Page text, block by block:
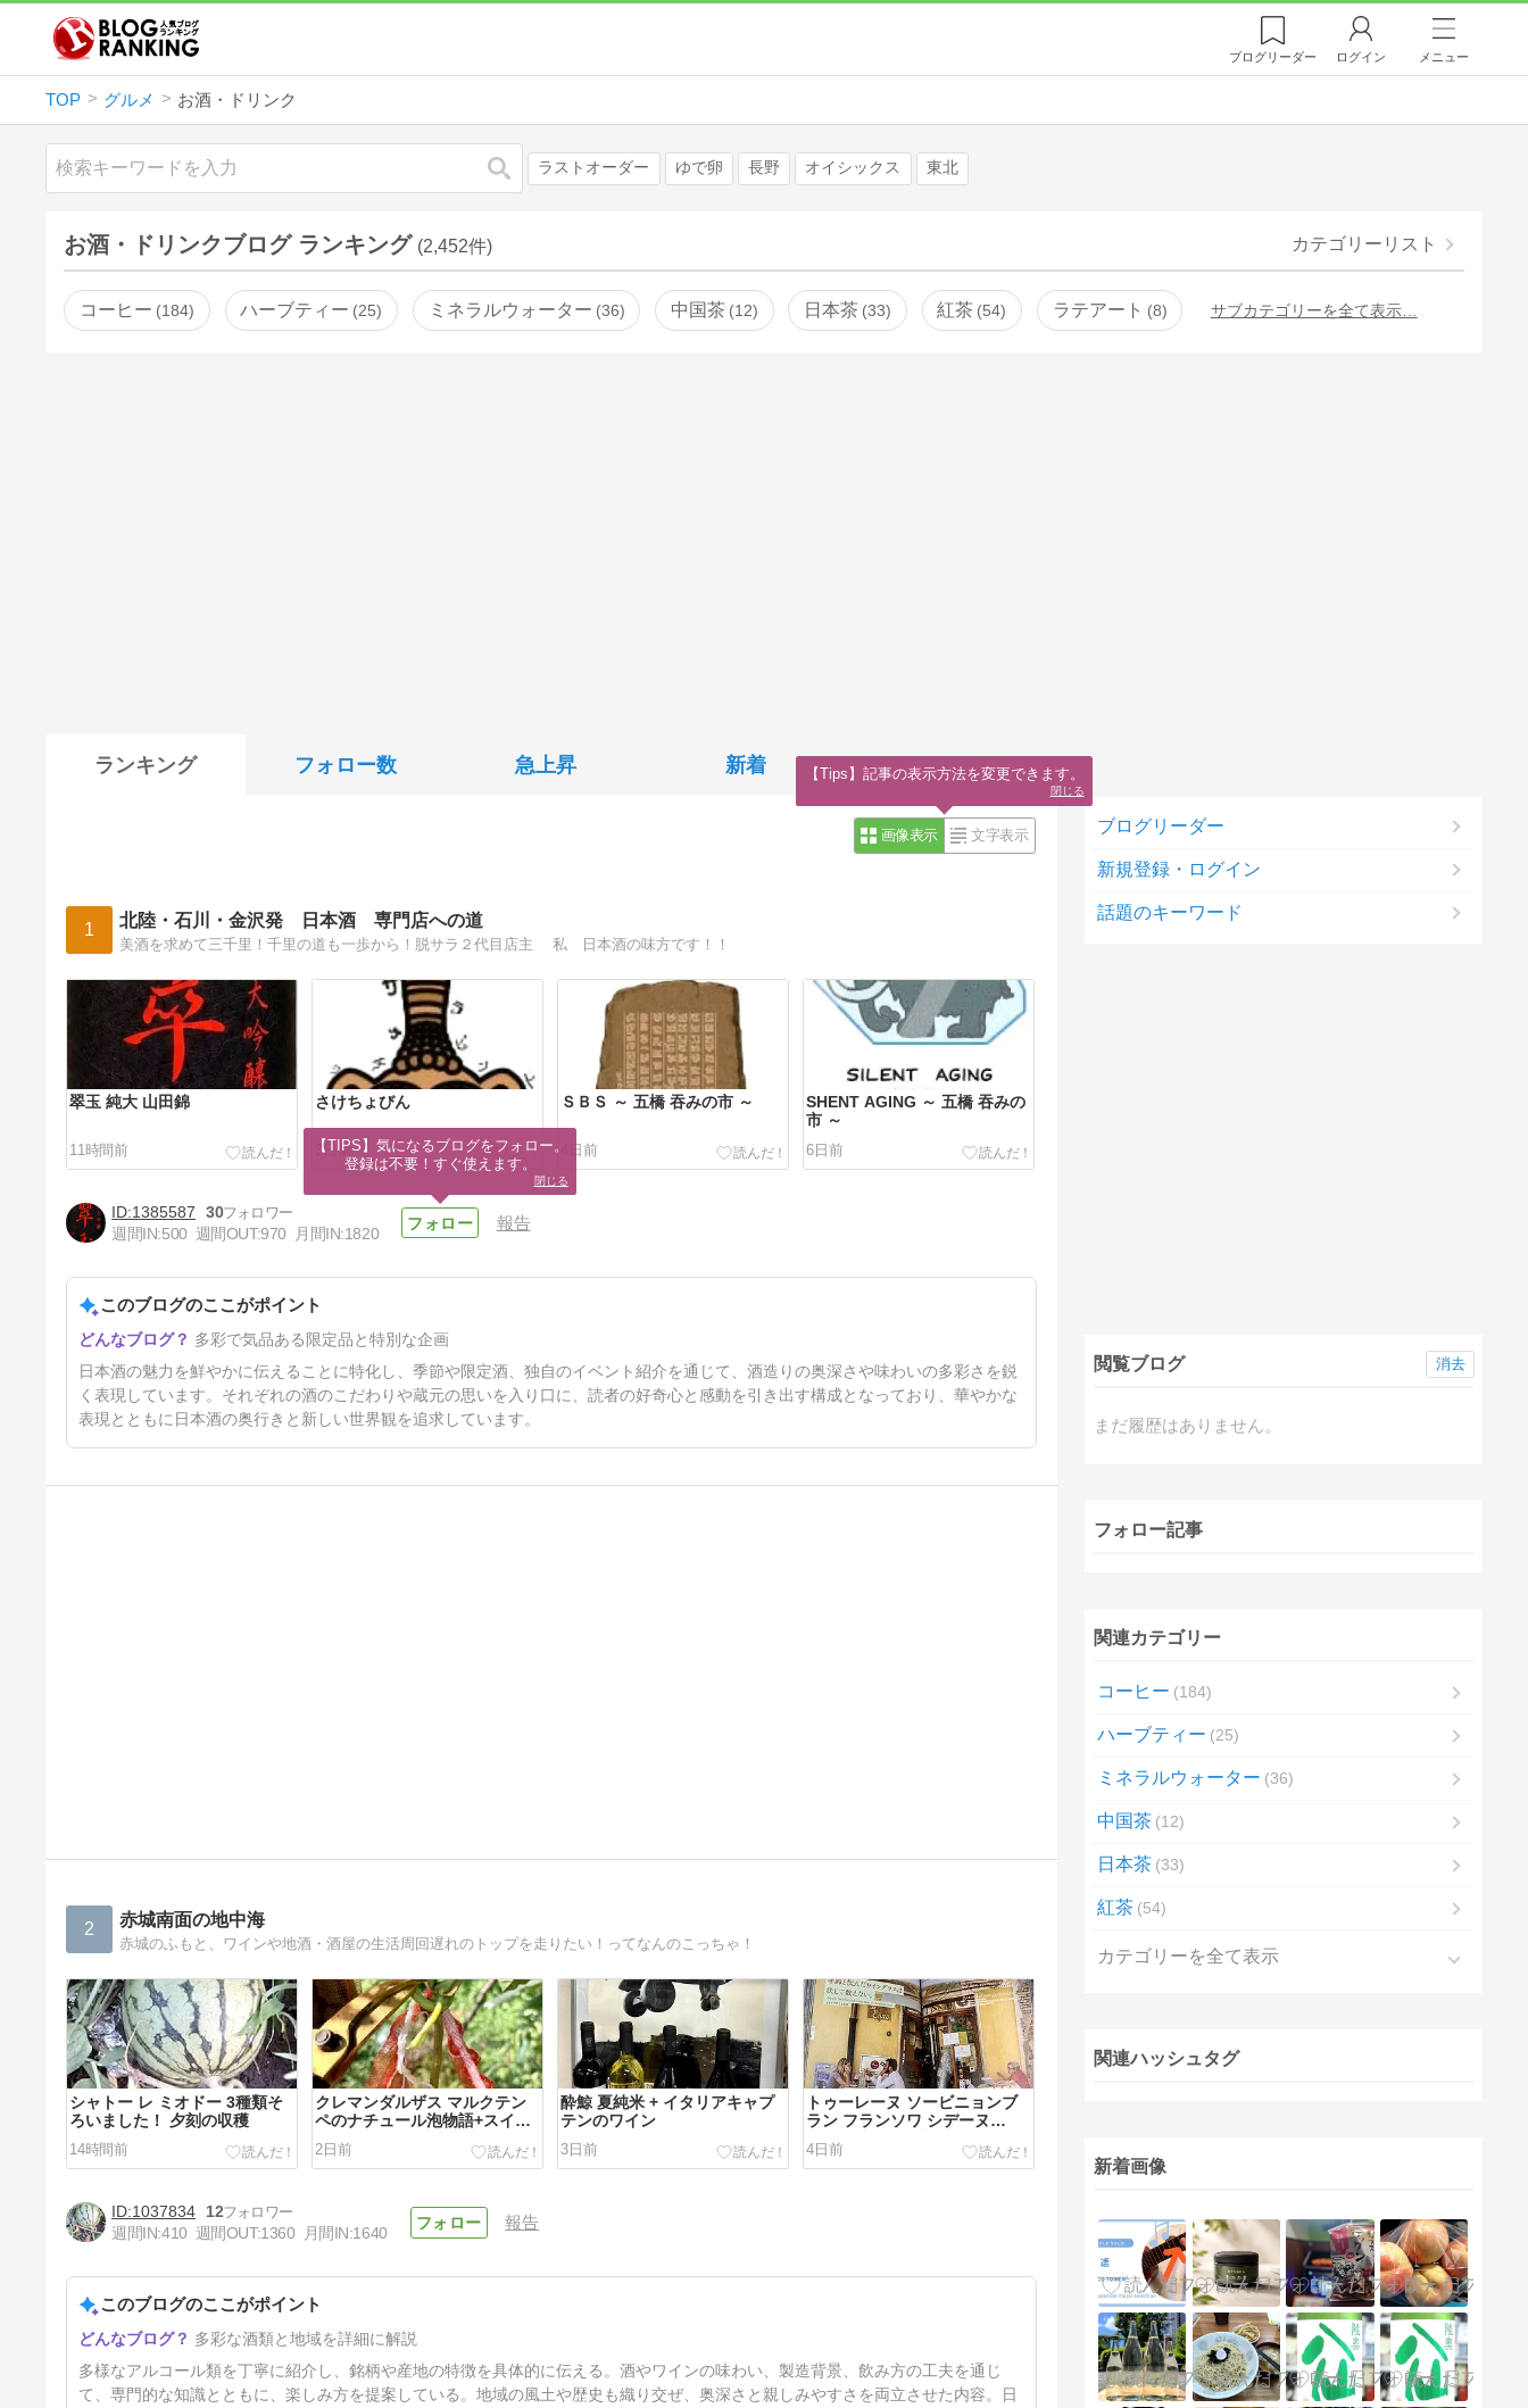
ブログリーダー ログイン メニュー
TOP グルメ お酒・ドリンク
検索 ラストオーダー ゆで卵 長野 オイシックス 東北
お酒・ドリンクブログ ランキング (2,452件) カテゴリーリスト
コーヒー 184 ハーブティー 25 ミネラルウォーター 36 中国茶 12 日本茶 33 紅茶 54 ラテアート 8 サブカテゴリーを全て表示…
ランキング フォロー数 急上昇 新着
画像表示 文字表示
1 北陸・石川・金沢発 日本酒 専門店への道
美酒を求めて三千里！千里の道も一歩から！脱サラ２代目店主 私 日本酒の味方です！！
翠玉 純大 山田錦
11時間前
さけちょびん
3日前
ＳＢＳ ～ 五橋 吞みの市 ～
4日前
SHENT AGING ～ 五橋 吞みの
市 ～
6日前
ＨＡＫＵＤＯ ～ 五橋 吞みの市
～
7日前
1385587
30
週間IN:500 週間OUT:970 月間IN:1820
報告
このブログのここがポイント
多彩で気品ある限定品と特別な企画
日本酒の魅力を鮮やかに伝えることに特化し、季節や限定酒、独自のイベント紹介を通じて、酒造りの奥深さや味わいの多彩さを鋭
く表現しています。それぞれの酒のこだわりや蔵元の思いを入り口に、読者の好奇心と感動を引き出す構成となっており、華やかな
表現とともに日本酒の奥行きと新しい世界観を追求しています。
2 赤城南面の地中海
赤城のふもと、ワインや地酒・酒屋の生活周回遅れのトップを走りたい！ってなんのこっちゃ！
シャトー レ ミオドー 3種類そ
ろいました！ 夕刻の収穫
14時間前
クレマンダルザス マルクテン
ペのナチュール泡物語+スイカ
の答え合わせ
2日前
酔鯨 夏純米 + イタリアキャプ
テンのワイン
3日前
トゥーレーヌ ソービニョンブ
ラン フランソワ シデーヌ
2023 ＋ 冷たい水
4日前
備前雄町 特別純米 庵あん ＋
日曜のアウトドア
5日前
1037834
12
週間IN:410 週間OUT:1360 月間IN:1640
報告
このブログのここがポイント
多彩な酒類と地域を詳細に解説
多様なアルコール類を丁寧に紹介し、銘柄や産地の特徴を具体的に伝える。酒やワインの味わい、製造背景、飲み方の工夫を通じ
て、専門的な知識とともに、楽しみ方を提案している。地域の風土や歴史も織り交ぜ、奥深さと親しみやすさを両立させた内容。日
ブログリーダー
新規登録・ログイン
話題のキーワード
閲覧ブログ
まだ履歴はありません。
消去
フォロー記事
関連カテゴリー
コーヒー 184
ハーブティー 25
ミネラルウォーター 36
中国茶 12
日本茶 33
紅茶 54
カテゴリーを全て表示
関連ハッシュタグ
新着画像
【TIPS】気になるブログをフォロー。
登録は不要！すぐ使えます。
閉じる
【Tips】記事の表示方法を変更できます。
閉じる